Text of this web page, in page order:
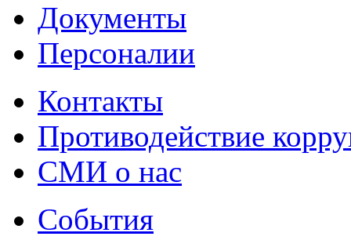
Документы
Персоналии
Контакты
Противодействие
СМИ о нас
События